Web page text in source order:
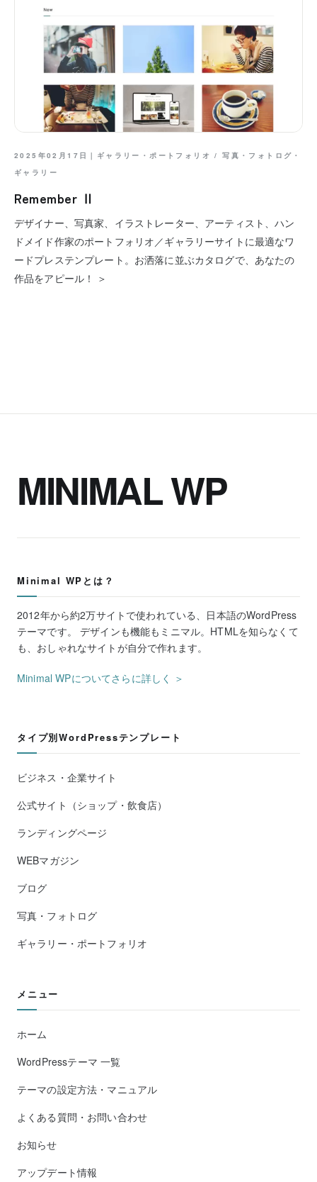
2025年02月17日｜ ギャラリー・ポートフォリオ /写真・フォトログ・
ギャラリー
Remember Ⅱ
デザイナー、写真家、イラストレーター、アーティスト、ハン
ドメイド作家のポートフォリオ／ギャラリーサイトに最適なワ
ードプレステンプレート。お洒落に並ぶカタログで、あなたの
作品をアピール！ ＞
MINIMAL WP
Minimal WPとは？
2012年から約2万サイトで使われている、日本語のWordPress
テーマです。 デザインも機能もミニマル。HTMLを知らなくて
も、おしゃれなサイトが自分で作れます。
Minimal WPについてさらに詳しく ＞
タイプ別WordPressテンプレート
ビジネス・企業サイト
公式サイト（ショップ・飲食店）
ランディングページ
WEBマガジン
ブログ
写真・フォトログ
ギャラリー・ポートフォリオ
メニュー
ホーム
WordPressテーマ 一覧
テーマの設定方法・マニュアル
よくある質問・お問い合わせ
お知らせ
アップデート情報